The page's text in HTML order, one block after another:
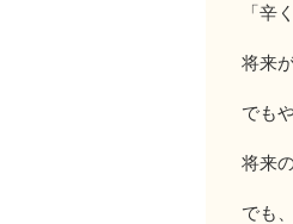
「辛
将来
でも
将来
でも